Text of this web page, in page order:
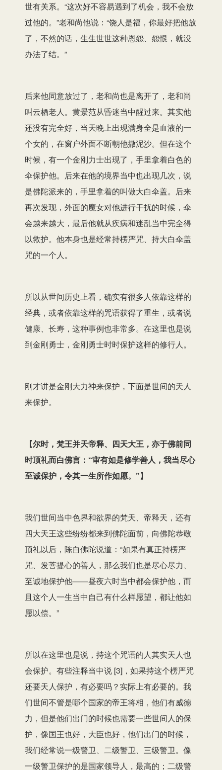
世有关系。“这次好不容易遇到了机会，我不会放
过他的。”老和尚他说：“饶人是福，你最好把他放
了，不然的话，生生世世这种恩怨、怨恨，就没
办法了结。”
后来他同意放过了，老和尚也是离开了，老和尚
叫云栖老人。黄景范从昏迷当中醒过来。其实他
还没有完全好，当天晚上出现满身全是血液的一
个女的，在窗户外面不断朝他撒泥沙。但在这个
时候，有一个金刚力士出现了，手里拿着白色的
伞保护他。后来在他的境界当中也出现几次，说
是佛陀派来的，手里拿着的叫做大白伞盖。后来
再次发现，外面的魔女对他进行干扰的时候，伞
会越来越大，最后他就从疾病和迷乱当中完全得
以救护。他本身也是经常持楞严咒、持大白伞盖
咒的一个人。
所以从世间历史上看，确实有很多人依靠这样的
经典，或者依靠这样的咒语获得了重生，或者说
健康、长寿，这种事例也非常多。在这里也是说
到金刚勇士，金刚勇士时时保护这样的修行人。
刚才讲是金刚大力神来保护，下面是世间的天人
来保护。
【尔时，梵王并天帝释、四天大王，亦于佛前同
时顶礼而白佛言：“审有如是修学善人，我当尽心
至诚保护，令其一生所作如愿。”】
我们世间当中色界和欲界的梵天、帝释天，还有
四大天王这些纷纷都来到佛陀面前，向佛陀恭敬
顶礼以后，陈白佛陀说道：“如果有真正持楞严
咒、发菩提心的善人，那么我们也是尽心尽力、
至诚地保护他——昼夜六时当中都会保护他，而
且这个人一生当中自己有什么样愿望，都让他如
愿以偿。”
所以在这里也是说，持这个咒语的人其实天人也
会保护。有些注释当中说 [3]，如果持这个楞严咒
还要天人保护，有必要吗？实际上有必要的。我
们世间不管是哪个国家的帝王将相，他们有威德
力，但是他们出门的时候也需要一些世间人的保
护，像国王也好，大臣也好，他们出门的时候，
我们经常说一级警卫、二级警卫、三级警卫。像
一级警卫保护的是国家领导人，最高的；二级警